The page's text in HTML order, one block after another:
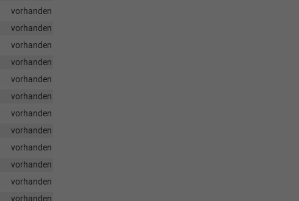
vorhanden
vorhanden
vorhanden
vorhanden
vorhanden
vorhanden
vorhanden
vorhanden
vorhanden
vorhanden
vorhanden
vorhanden